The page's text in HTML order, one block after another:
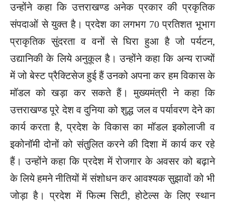
उन्होंने कहा कि उत्तराखण्ड अनेक प्रकार की प्रकृतिक
संपदाओं से युक्त है। प्रदेश का लगभग 70 प्रतिशत भूभाग
प्राकृतिक सुंदरता व वनों से घिरा हुआ है जो पर्यटन,
उद्यानिकी के लिये अनुकूल है। उन्होंने कहा कि अन्य राज्यों
में जो बेस्ट प्रैक्टिसेज हुई हैं उनको अपना कर हम विकास के
मॉडल को खड़ा कर सकते हैं। मुख्यमंत्री ने कहा कि
उत्तराखण्ड पूरे देश व दुनिया को शुद्ध जल व पर्यावरण देने का
कार्य करता है, प्रदेश के विकास का मॉडल इकोलाजी व
इकोनॉमी दोनों को संतुलित करने की दिशा में कार्य कर रहे
हैं। उन्होंने कहा कि प्रदेश में रोजगार के अवसर को बढ़ाने
के लिये हमने नीतियों में संशोधन कर आवश्यक सुझावों को भी
जोड़ा है। प्रदेश में फिल्म सिटी, होटेल्स के लिए स्थान